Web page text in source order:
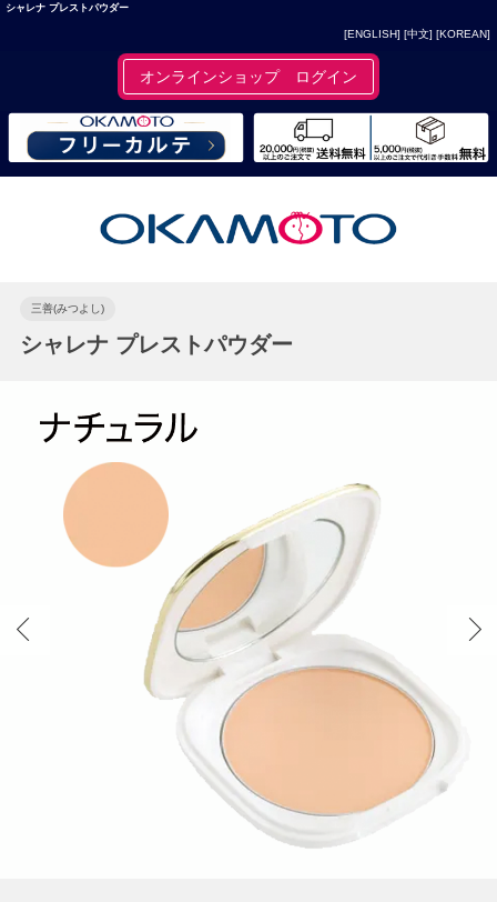
シャレナ プレストパウダー
[ENGLISH] [中文] [KOREAN]
オンラインショップ ログイン
三善(みつよし)
シャレナ プレストパウダー